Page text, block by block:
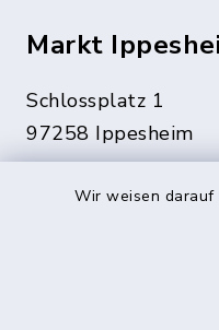
Wir weisen darauf
Markt
Schlossplatz 1
97258 Ippesheim